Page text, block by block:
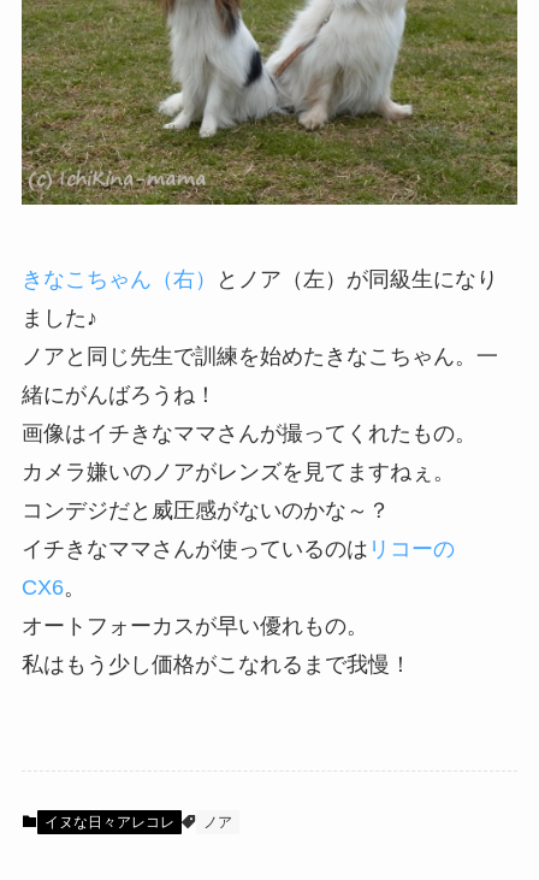
きなこちゃん（右）
とノア（左）が同級生になり
ました♪
ノアと同じ先生で訓練を始めたきなこちゃん。一
緒にがんばろうね！
画像はイチきなママさんが撮ってくれたもの。
カメラ嫌いのノアがレンズを見てますねぇ。
コンデジだと威圧感がないのかな～？
イチきなママさんが使っているのは リコーの
CX6。
オートフォーカスが早い優れもの。
私はもう少し価格がこなれるまで我慢！
イヌな日々アレコレ ノア